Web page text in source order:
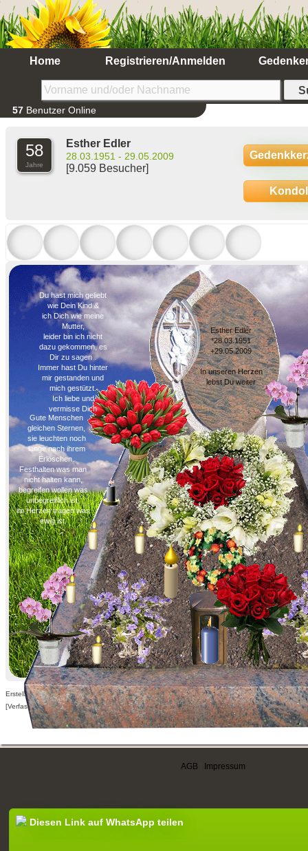
Home Registrieren/Anmelden
57 Benutzer Online
58
Jahre
Esther Edler
28.03.1951 - 29.05.2009
[9.059 Besucher]
Esther Edler
*28.03.1951
+29.05.2009
In unseren Herzen
lebst Du weiter
Du hast mich geliebt
wie Dein Kind &
ich Dich wie meine
Mutter,
leider bin ich nicht
dazu gekommen, es
Dir zu sagen .
Immer hast Du hinter
mir gestanden und
mich gestützt.
Ich liebe und
vermisse Dich
Gute Menschen
gleichen Sternen,
sie leuchten noch
lange nach ihrem
Erlöschen.
Festhalten was man
nicht halten kann,
begreifen wollen was
unbegreiflich ist,
im Herzen tragen was
ewig ist.
Erstellt am 27.01.2010,
[Verfasser nur für angemeldete Benutzer sichtbar]
AGB Impressum
Diesen Link auf WhatsApp teilen